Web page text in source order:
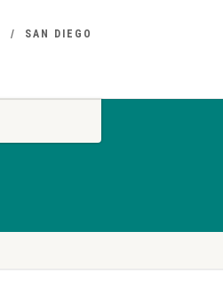
SAN DIEGO